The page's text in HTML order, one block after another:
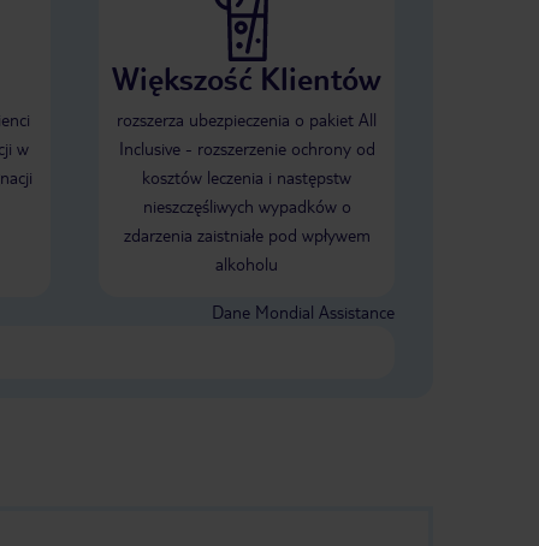
w
Większość Klientów
rozszerza ubezpieczenia o pakiet All
Inclusive - rozszerzenie ochrony od
kosztów leczenia i następstw
nieszczęśliwych wypadków o
zdarzenia zaistniałe pod wpływem
alkoholu
Dane Mondial Assistance